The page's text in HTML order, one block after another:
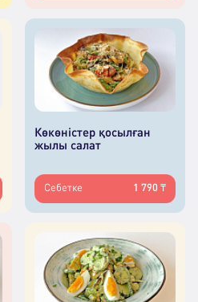
Көкөністер қосылған
жылы салат
Себетке 1 790 ₸